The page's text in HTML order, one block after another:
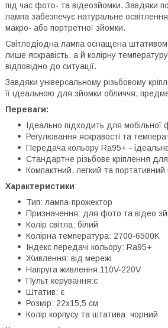
під час фото- та відеозйомки. Завдяки
лампа забезпечує натуральне
макро- або портретної зйомки.
Світлодіодна лампа оснащена
лише яскравість, а й колірну
відповідно до ситуації.
Завдяки універсальному різьбовому
її ідеальною для зйомки обличчя,
Переваги:
Ідеально підходить для
Регулювання яскравості та
Передача кольору Ra95+ -
Стандартне різьбове кріплення
Компактний, легкий та портативний
Характеристики:
Тип: лампа-прожектор
Призначення: для фото та відео
Колір світла: білий
Колірна температура: 2700-6500K
Індекс передачі кольору: Ra95+
Живлення: від мережі
Напруга живлення:110V-220V
Пульт керування:є
Штатив: є
Розмір: 22х15,5 см
Колір корпусу та штатива: чорний